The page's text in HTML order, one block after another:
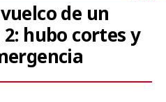
de un
hubo cortes y